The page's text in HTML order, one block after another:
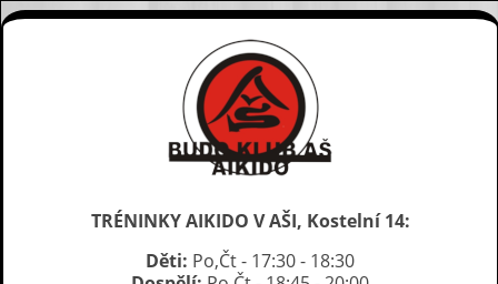
TRÉNINKY AIKIDO V AŠI, Kostelní 14:
Děti: Po,Čt - 17:30 - 18:30